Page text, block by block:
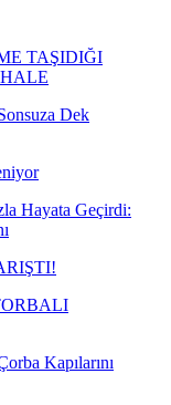
TAŞIDIĞI
Dek
Hayata Geçirdi:
Kapılarını